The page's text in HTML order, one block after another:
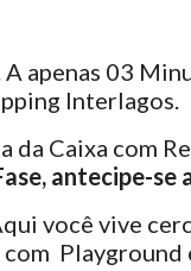
apenas 03
Interlagos.
da Caixa com
antecipe-
você vive
Playground